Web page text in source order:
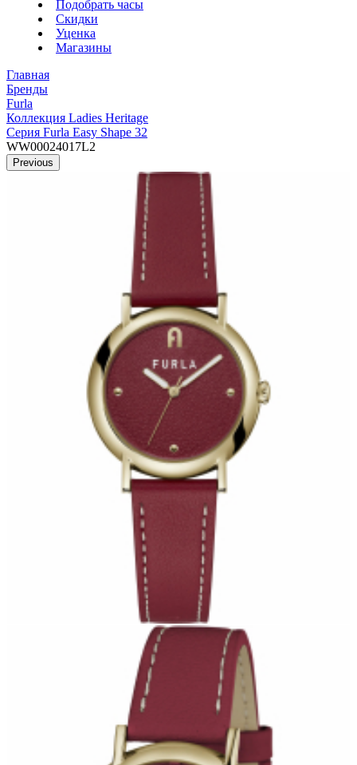
Подобрать часы
Скидки
Уценка
Магазины
Главная
Бренды
Furla
Коллекция Ladies Heritage
Серия Furla Easy Shape 32
WW00024017L2
Previous